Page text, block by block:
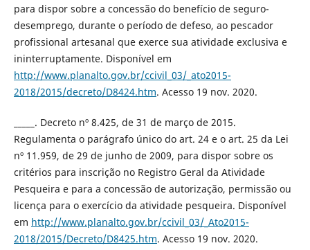
para dispor sobre a concessão do benefício de seguro-
desemprego, durante o período de defeso, ao pescador
profissional artesanal que exerce sua atividade exclusiva e
ininterruptamente. Disponível em
http://www.planalto.gov.br/ccivil_03/_ato2015-
2018/2015/decreto/D8424.htm. Acesso 19 nov. 2020.
_____. Decreto nº 8.425, de 31 de março de 2015.
Regulamenta o parágrafo único do art. 24 e o art. 25 da Lei
nº 11.959, de 29 de junho de 2009, para dispor sobre os
critérios para inscrição no Registro Geral da Atividade
Pesqueira e para a concessão de autorização, permissão ou
licença para o exercício da atividade pesqueira. Disponível
em http://www.planalto.gov.br/ccivil_03/_Ato2015-
2018/2015/Decreto/D8425.htm. Acesso 19 nov. 2020.